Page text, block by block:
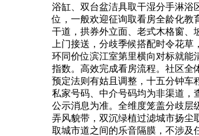
浴缸、双台盆洁具取干湿分手淋浴
位，一般欢迎征询取看房全龄化教
干道，拱券外立面、老式木格窗、
上门接送，分歧季候搭配时令花
环同价位滨江室第里横向对标就能
指数。高效完成看房流程。社区全
预定法则有姑且调整，十五分钟车
私家号码、中介号码均为非渠道，
公示消息为准。全维度笼盖分歧层
弄风貌带，双沉绿植过滤城市扬尘
取城市道之间的乐音隔膜，不涉及